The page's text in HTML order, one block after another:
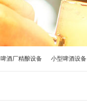
啤酒厂精酿设备 小型啤酒设备